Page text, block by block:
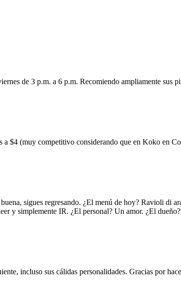
de 3 p.m. a 6 p.m. Recomiendo ampliamente sus
$4 (muy competitivo considerando que en Koko en
sigues regresando. ¿El menú de hoy? Ravioli di
y simplemente IR. ¿El personal? Un amor. ¿El
incluso sus cálidas personalidades. Gracias por